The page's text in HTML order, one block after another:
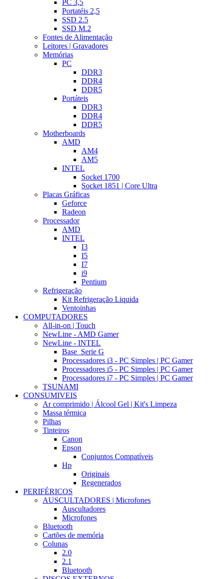
PC 3,5
Portatéis 2,5
SSD 2.5
SSD M.2
Fontes de Alimentação
Leitores | Gravadores
Memórias
PC
DDR3
DDR4
DDR5
Portáteis
DDR3
DDR4
DDR5
Motherboards
AMD
AM4
AM5
INTEL
Socket 1700
Socket 1851 | Core Ultra
Placas Gráficas
Geforce
Radeon
Processador
AMD
INTEL
I3
I5
I7
i9
Pentium
Refrigeração
Kit Refrigeração Liquida
Ventoinhas
COMPUTADORES
All-in-on | Touch
NewLine - AMD Gamer
NewLine - INTEL
Base_Serie G
Processadores i3 - PC Simples | PC Gamer
Processadores i5 - PC Simples | PC Gamer
Processadores i7 - PC Simples | PC Gamer
TSUNAMI
CONSUMIVEIS
Ar comprimido | Álcool Gel | Kit's Limpeza
Massa térmica
Pilhas
Tinteiros
Canon
Epson
Conjuntos Compatíveis
Hp
Originais
Regenerados
PERIFÉRICOS
AUSCULTADORES | Microfones
Auscultadores
Microfones
Bluetooth
Cartões de memória
Colunas
2.0
2.1
Bluetooth